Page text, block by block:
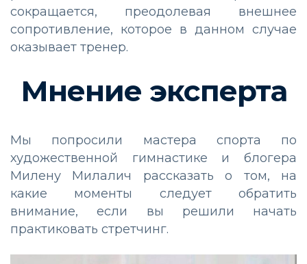
сокращается, преодолевая внешнее
сопротивление, которое в данном случае
оказывает тренер.
Мнение эксперта
Мы попросили мастера спорта по
художественной гимнастике и блогера
Милену Милалич рассказать о том, на
какие моменты следует обратить
внимание, если вы решили начать
практиковать стретчинг.